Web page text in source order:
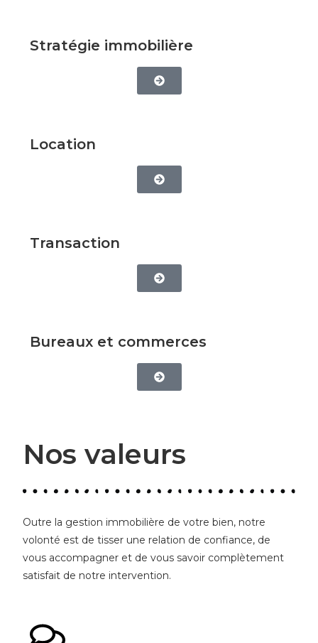
Stratégie immobilière
Location
Transaction
Bureaux et commerces
Nos valeurs
Outre la gestion immobilière de votre bien, notre
volonté est de tisser une relation de confiance, de
vous accompagner et de vous savoir complètement
satisfait de notre intervention.